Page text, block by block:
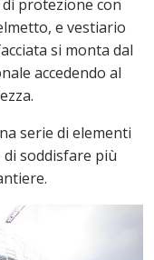
protezione con
e vestiario
si monta dal
accedendo al
serie di elementi
soddisfare più